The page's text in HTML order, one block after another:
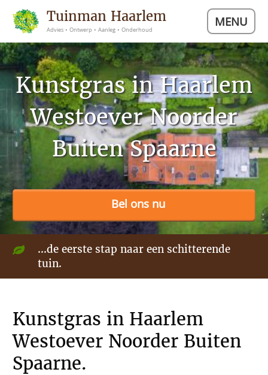
Tuinman Haarlem
Advies • Ontwerp • Aanleg • Onderhoud MENU
Kunstgras in Haarlem
Westoever Noorder
Buiten Spaarne
Bel ons nu
...de eerste stap naar een schitterende
tuin.
Kunstgras in Haarlem
Westoever Noorder Buiten
Spaarne.